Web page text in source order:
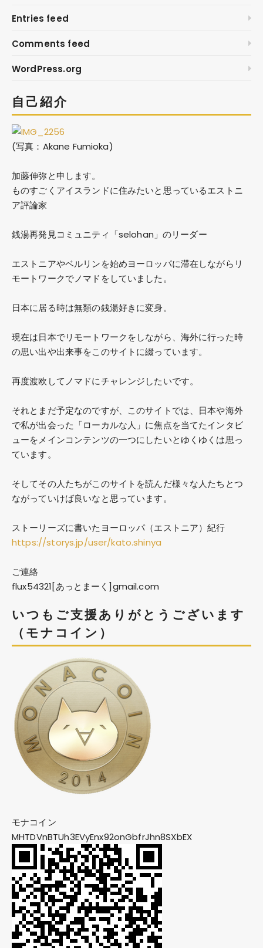
Entries feed
Comments feed
WordPress.org
自己紹介
(写真：Akane Fumioka)
加藤伸弥と申します。
ものすごくアイスランドに住みたいと思っているエストニ
ア評論家
銭湯再発見コミュニティ「selohan」のリーダー
エストニアやベルリンを始めヨーロッパに滞在しながらリ
モートワークでノマドをしていました。
日本に居る時は無類の銭湯好きに変身。
現在は日本でリモートワークをしながら、海外に行った時
の思い出や出来事をこのサイトに綴っています。
再度渡欧してノマドにチャレンジしたいです。
それとまだ予定なのですが、このサイトでは、日本や海外
で私が出会った「ローカルな人」に焦点を当てたインタビ
ューをメインコンテンツの一つにしたいとゆくゆくは思っ
ています。
そしてその人たちがこのサイトを読んだ様々な人たちとつ
ながっていけば良いなと思っています。
ストーリーズに書いたヨーロッパ（エストニア）紀行
https://storys.jp/user/kato.shinya
ご連絡
flux54321[あっとまーく]gmail.com
いつもご支援ありがとうございます
（モナコイン）
モナコイン
MHTDVnBTUh3EVyEnx92onGbfrJhn8SXbEX